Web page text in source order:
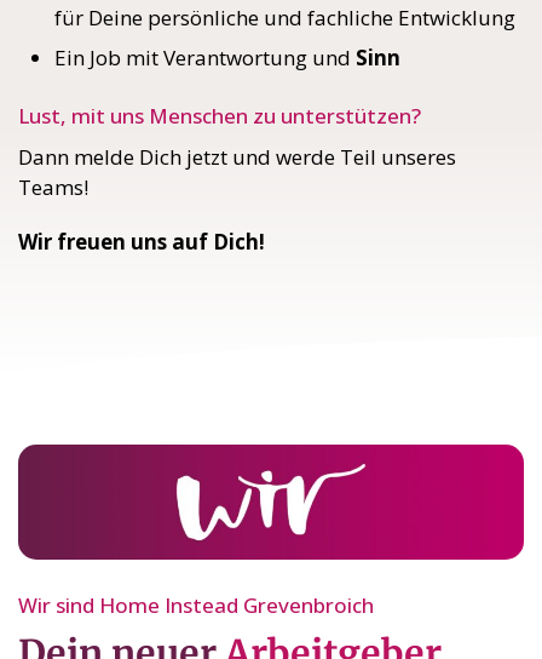
für Deine persönliche und fachliche Entwicklung
Ein Job mit Verantwortung und Sinn
Lust, mit uns Menschen zu unterstützen?
Dann melde Dich jetzt und werde Teil unseres
Teams!
Wir freuen uns auf Dich!
Wir sind Home Instead Grevenbroich